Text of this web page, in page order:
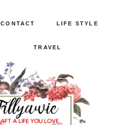
CONTACT LIFE STYLE
TRAVEL